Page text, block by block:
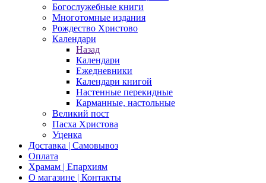
Богослужебные книги
Многотомные издания
Рождество Христово
Календари
Назад
Календари
Ежедневники
Календари книгой
Настенные перекидные
Карманные, настольные
Великий пост
Пасха Христова
Уценка
Доставка | Самовывоз
Оплата
Храмам | Епархиям
О магазине | Контакты